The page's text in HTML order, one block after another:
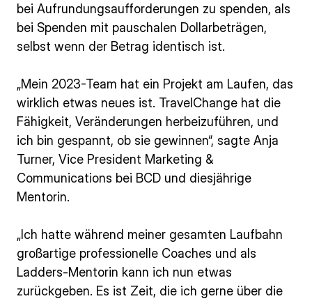
bei Aufrundungsaufforderungen zu spenden, als
bei Spenden mit pauschalen Dollarbeträgen,
selbst wenn der Betrag identisch ist.
„Mein 2023-Team hat ein Projekt am Laufen, das
wirklich etwas neues ist. TravelChange hat die
Fähigkeit, Veränderungen herbeizuführen, und
ich bin gespannt, ob sie gewinnen“, sagte Anja
Turner, Vice President Marketing &
Communications bei BCD und diesjährige
Mentorin.
„Ich hatte während meiner gesamten Laufbahn
großartige professionelle Coaches und als
Ladders-Mentorin kann ich nun etwas
zurückgeben. Es ist Zeit, die ich gerne über die